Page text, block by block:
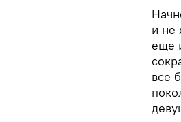
и не
еще
все